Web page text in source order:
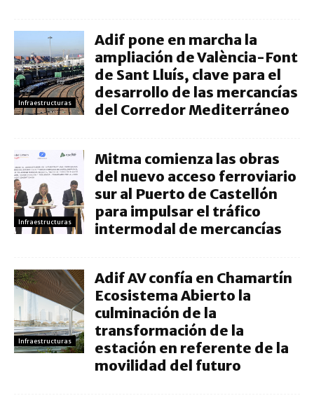
Infraestructuras
Adif pone en marcha la
ampliación de València-Font
de Sant Lluís, clave para el
desarrollo de las mercancías
del Corredor Mediterráneo
Infraestructuras
Mitma comienza las obras
del nuevo acceso ferroviario
sur al Puerto de Castellón
para impulsar el tráfico
intermodal de mercancías
Infraestructuras
Adif AV confía en Chamartín
Ecosistema Abierto la
culminación de la
transformación de la
estación en referente de la
movilidad del futuro